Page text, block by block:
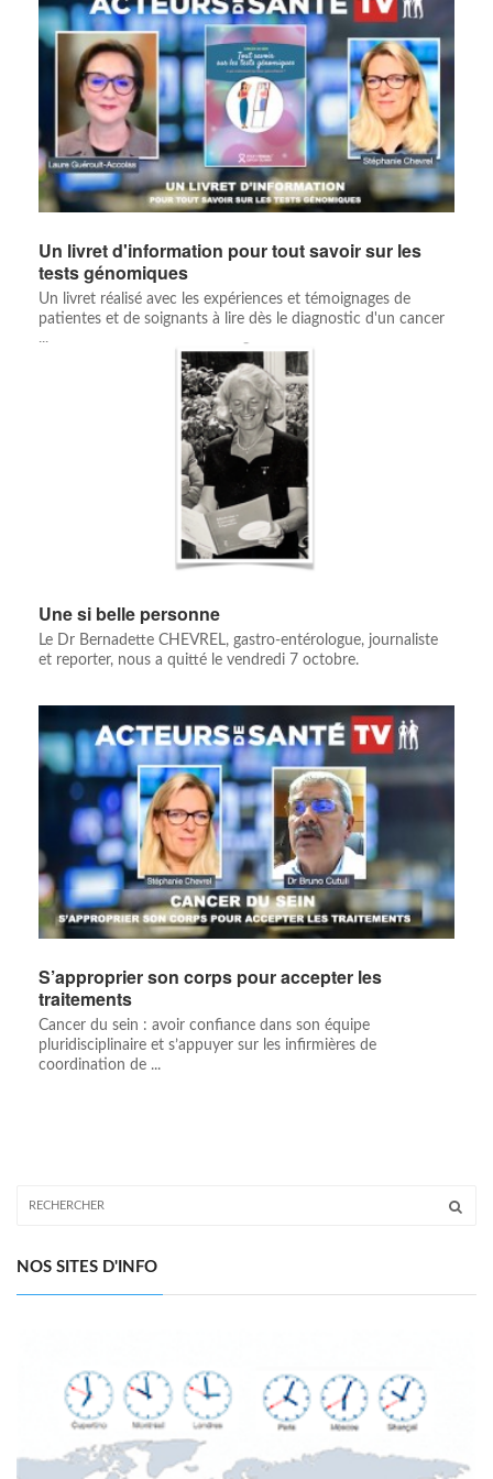
Un livret d'information pour tout savoir sur les
tests génomiques
Un livret réalisé avec les expériences et témoignages de
patientes et de soignants à lire dès le diagnostic d'un cancer
...
Une si belle personne
Le Dr Bernadette CHEVREL, gastro-entérologue, journaliste
et reporter, nous a quitté le vendredi 7 octobre.
S’approprier son corps pour accepter les
traitements
Cancer du sein : avoir confiance dans son équipe
pluridisciplinaire et s’appuyer sur les infirmières de
coordination de ...
NOS SITES D'INFO